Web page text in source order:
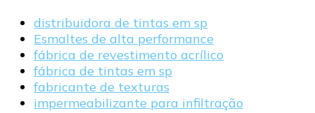
distribuidora de tintas em sp
Esmaltes de alta performance
fábrica de revestimento acrílico
fábrica de tintas em sp
fabricante de texturas
impermeabilizante para infiltração